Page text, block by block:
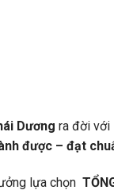
Dương ra đời với
được – đạt
lựa chọn